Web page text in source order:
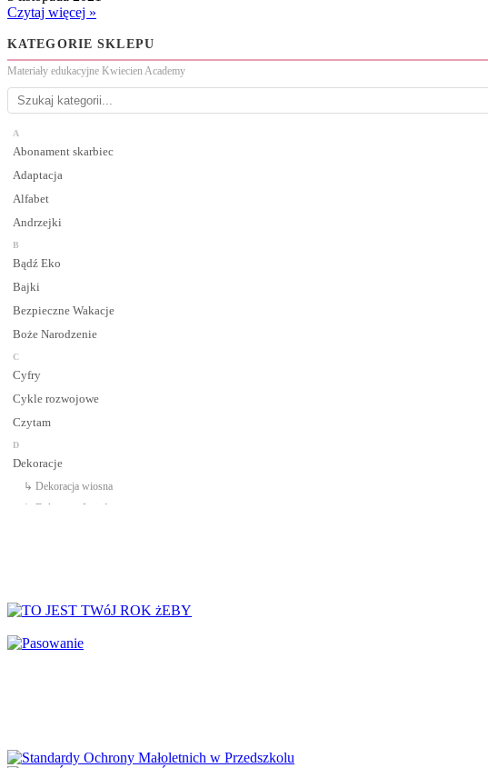
Czytaj więcej »
KATEGORIE SKLEPU
Materiały edukacyjne Kwiecien Academy
A
Abonament skarbiec
Adaptacja
Alfabet
Andrzejki
B
Bądź Eko
Bajki
Bezpieczne Wakacje
Boże Narodzenie
C
Cyfry
Cykle rozwojowe
Czytam
D
Dekoracje
↳ Dekoracja wiosna
↳ Dekoracje Jesień
Dinozaury
Dni Tygodnia
Dzień Bezpiecznego Internetu